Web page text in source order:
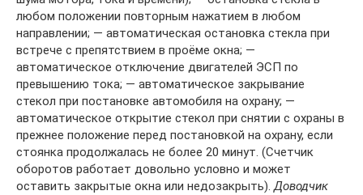
любом положении повторным нажатием в любом
направлении; — автоматическая остановка стекла при
встрече с препятствием в проёме окна; —
автоматическое отключение двигателей ЭСП по
превышению тока; — автоматическое закрывание
стекол при постановке автомобиля на охрану; —
автоматическое открытие стекол при снятии с охраны в
прежнее положение перед постановкой на охрану, если
стоянка продолжалась не более 20 минут. (Счетчик
оборотов работает довольно условно и может
оставить закрытые окна или недозакрыть).Доводчик